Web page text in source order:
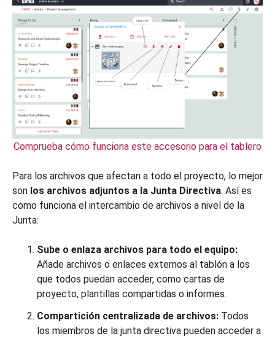
Comprueba cómo funciona este accesorio para el tablero
Para los archivos que afectan a todo el proyecto, lo mejor
son los archivos adjuntos a la Junta Directiva. Así es
como funciona el intercambio de archivos a nivel de la
Junta:
Sube o enlaza archivos para todo el equipo:
Añade archivos o enlaces externos al tablón a los
que todos puedan acceder, como cartas de
proyecto, plantillas compartidas o informes.
Compartición centralizada de archivos: Todos
los miembros de la junta directiva pueden acceder a